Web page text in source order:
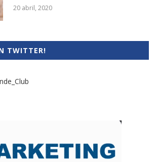
20 abril, 2020
TWITTER!